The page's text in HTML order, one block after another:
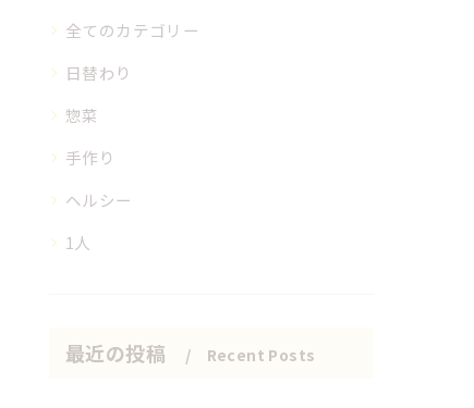
全てのカテゴリー
日替わり
惣菜
手作り
ヘルシー
1人
最近の投稿 Recent Posts